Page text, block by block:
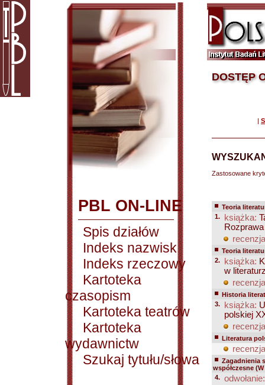
PBL ON-LINE
Spis działów
Indeks nazwisk
Indeks rzeczowy
Kartoteka
czasopism
Kartoteka teatrów
Kartoteka
wydawnictw
Szukaj tytułu/słowa
DOSTĘP
|
Zastosowane
Teoria
1.
książka:
Teoria
2.
książka:
w
Historia
3.
książka:
polskiej
Literatura
Zagadnienia
współczesne
4. odwołanie: